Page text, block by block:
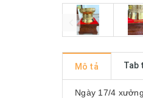
Mô tả Tab
Ngày 17/4